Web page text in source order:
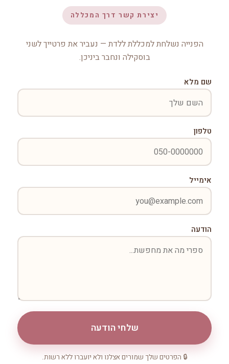
יצירת קשר דרך המכללה
הפנייה נשלחת למכללת ללדת — נעביר את פרטייך לשני
בוסקילה ונחבר ביניכן.
שם מלא
טלפון
אימייל
הודעה
שלחי הודעה
🔒 הפרטים שלך שמורים אצלנו ולא יועברו ללא רשות.